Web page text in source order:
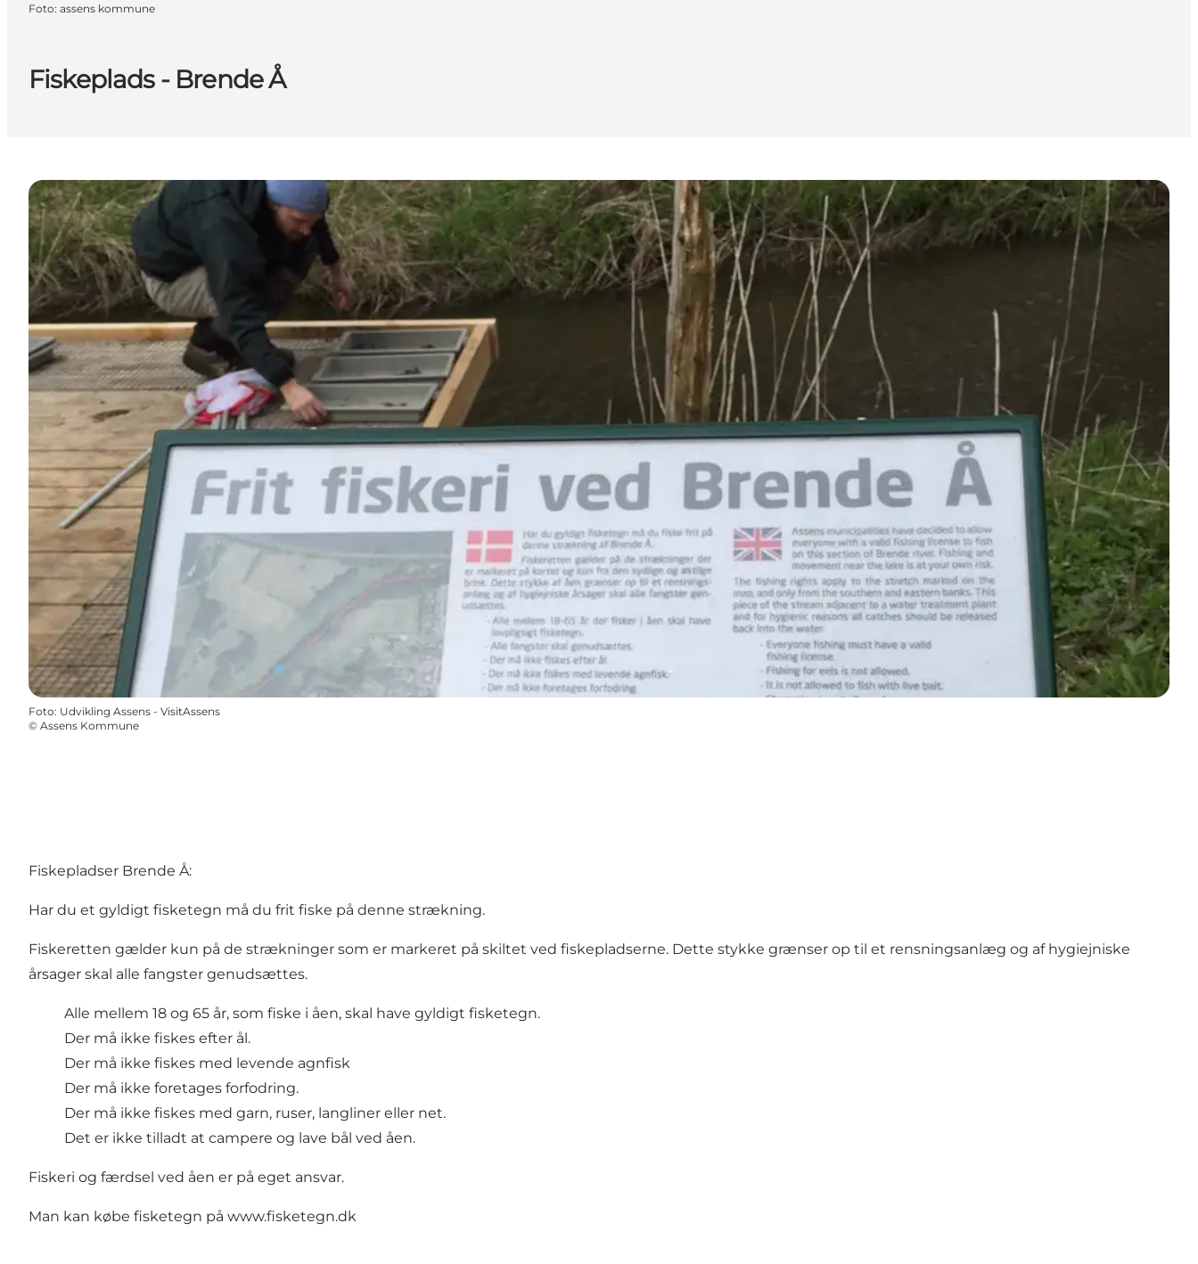
Fiskeplads - Brende Å
Foto: assens kommune
Foto: Udvikling Assens - VisitAssens
© Assens Kommune
Fiskepladser Brende Å:
Har du et gyldigt fisketegn må du frit fiske på denne strækning.
Fiskeretten gælder kun på de strækninger som er markeret på skiltet ved fiskepladserne. Dette stykke grænser op til et rensningsanlæg og af hygiejniske
årsager skal alle fangster genudsættes.
Alle mellem 18 og 65 år, som fiske i åen, skal have gyldigt fisketegn.
Der må ikke fiskes efter ål.
Der må ikke fiskes med levende agnfisk
Der må ikke foretages forfodring.
Der må ikke fiskes med garn, ruser, langliner eller net.
Det er ikke tilladt at campere og lave bål ved åen.
Fiskeri og færdsel ved åen er på eget ansvar.
Man kan købe fisketegn på www.fisketegn.dk